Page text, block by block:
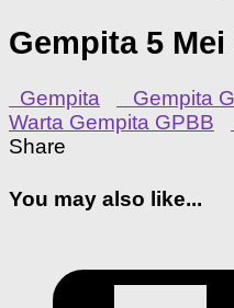
Gempita 5 Mei
Gempita Gempita
Warta Gempita GPBB
Share
You may also like...